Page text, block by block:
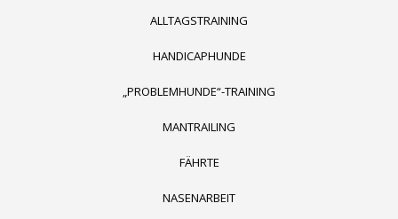
ALLTAGSTRAINING
HANDICAPHUNDE
„PROBLEMHUNDE“-TRAINING
MANTRAILING
FÄHRTE
NASENARBEIT